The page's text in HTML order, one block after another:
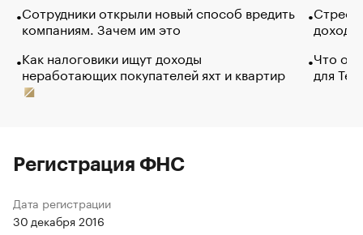
Сотрудники открыли новый способ вредить
компаниям. Зачем им это
Как налоговики ищут доходы
неработающих покупателей яхт и квартир
Что
для
Регистрация ФНС
Дата регистрации
30 декабря 2016